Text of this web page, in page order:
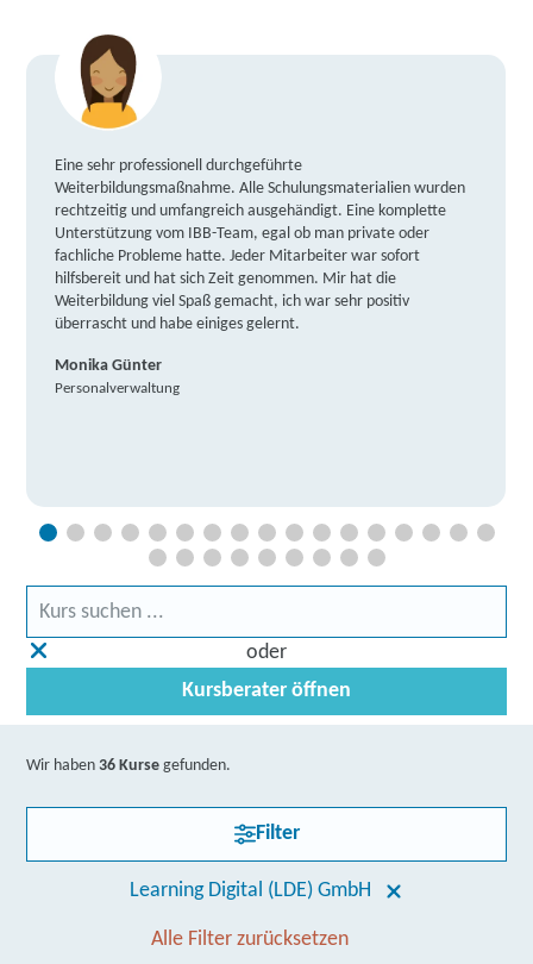
Eine sehr professionell durchgeführte
Weiterbildungsmaßnahme. Alle Schulungsmaterialien wurden
rechtzeitig und umfangreich ausgehändigt. Eine komplette
Unterstützung vom IBB-Team, egal ob man private oder
fachliche Probleme hatte. Jeder Mitarbeiter war sofort
hilfsbereit und hat sich Zeit genommen. Mir hat die
Weiterbildung viel Spaß gemacht, ich war sehr positiv
überrascht und habe einiges gelernt.
Monika Günter
Personalverwaltung
oder
Kursberater öffnen
Wir haben36 Kurse gefunden.
Filter
Learning Digital (LDE) GmbH
Alle Filter zurücksetzen